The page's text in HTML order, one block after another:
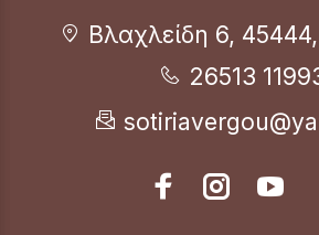
Βλαχλείδη 6,
26513